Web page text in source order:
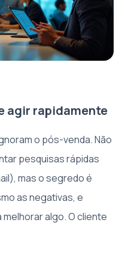
agir rapidamente
o pós-venda. Não
pesquisas rápidas
mas o segredo é
as negativas, e
algo. O cliente